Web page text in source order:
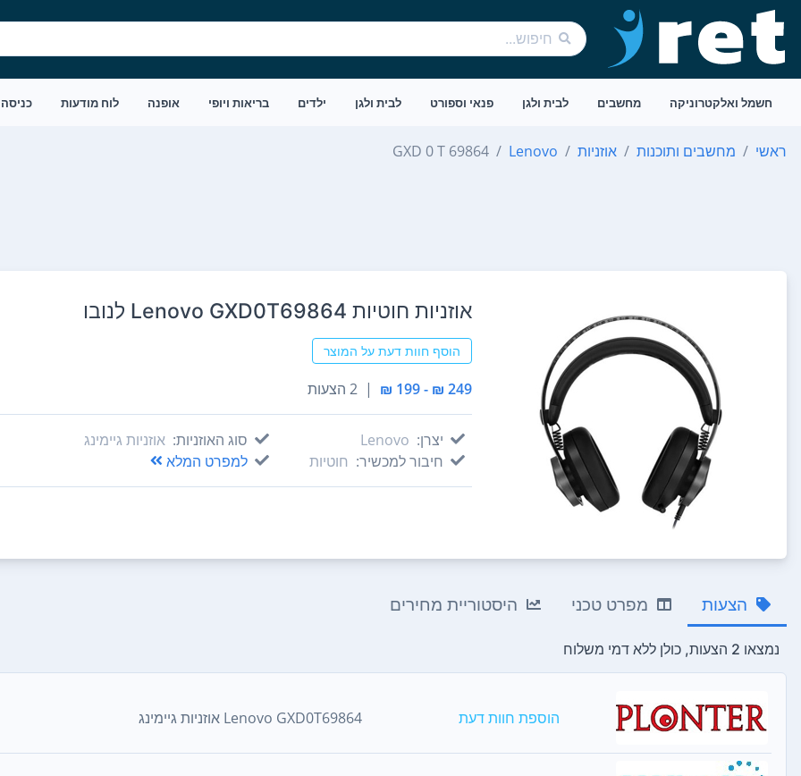
חשמל ואלקטרוניקה מחשבים לבית ולגן פנאי וספורט לבית ולגן ילדים בריאות ויופי אופנה לוח מודעות כניסה
ראשי מחשבים ותוכנות אוזניות Lenovo
GXD 0 T 69864
אוזניות ‏חוטיות Lenovo GXD0T69864 לנובו
הוסף חוות דעת על המוצר
249 ₪ - 199 ₪
| 2 הצעות
יצרן: Lenovo
חיבור למכשיר: חוטיות
סוג האוזניות: אוזניות גיימינג
למפרט המלא
הצעות מפרט טכני היסטוריית מחירים
נמצאו 2 הצעות, כולן ללא דמי משלוח
הוספת חוות דעת Lenovo GXD0T69864 אוזניות גיימינג